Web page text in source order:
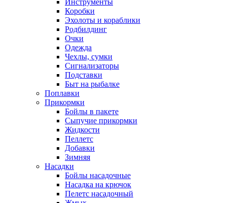
Инструменты
Коробки
Эхолоты и кораблики
Родбилдинг
Очки
Одежда
Чехлы, сумки
Сигнализаторы
Подставки
Быт на рыбалке
Поплавки
Прикормки
Бойлы в пакете
Сыпучие прикормки
Жидкости
Пеллетс
Добавки
Зимняя
Насадки
Бойлы насадочные
Насадка на крючок
Пелетс насадочный